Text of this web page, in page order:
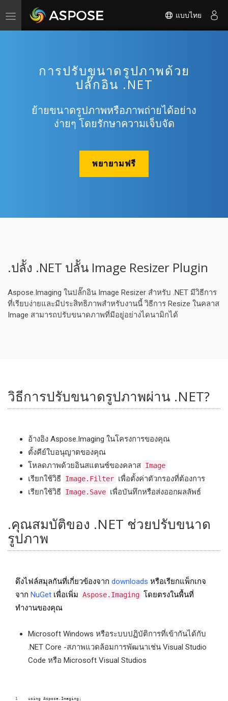
Toggle
แบบไทย
การปรับขนาดรูปภาพด้วย
ปลั๊กอิน .NET
ย้ายขนาดรูปภาพหรือภาพถ่ายได้อย่าง
ง่ายๆ โดยรักษาความเจ็บจัด
พยายามฟรี
.ปลััง .NET ปลััน Image Resizer Plugin
Aspose.Imaging ในปลั๊กอิน Image Resizer สำหรับ .NET มีวิธีการ
ที่เรียบง่ายและมีประสิทธิภาพสำหรับงานนี้ วิธีการ Resize ในคลาส
Image สามารถปรับขนาดภาพที่มีอยู่อย่างไดนามิกได้
วิธีการปรับขนาดรูปภาพผ่าน .NET?
อ้างอิง Aspose.Imaging ในโครงการของคุณ
ตั้งคีย์ใบอนุญาตของคุณ
โหลดภาพด้วยอินสแตนซ์ของคลาส Image
เรียกใช้วิธี Image.Filter เพื่อตั้งค่าตัวกรองที่ต้องการ
เรียกใช้วิธี
Image.Save เพื่อบันทึกหรือส่งออกผลลัพธ์
.คุณสมบัติของ .NET ช่วยปรับขนาด
รูปภาพ
ดึงไฟล์สมุลกันที่เกี่ยวข้องจาก downloads หรือเรียกแพ็กเกจ
จาก NuGet เพื่อเพิ่ม Aspose.Imaging โดยตรงในพื้นที่
ทำงานของคุณ
Microsoft Windows หรือระบบปฏิบัติการที่เข้ากันได้กับ
.NET Core -สภาพแวดล้อมการพัฒนาเช่น Visual Studio
Code หรือ Microsoft Visual Studios